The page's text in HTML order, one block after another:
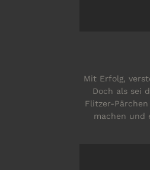
Mit Erfolg,
Doch als sei
Flitzer-
machen und